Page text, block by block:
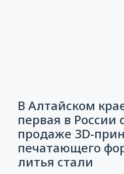
В Алтайском
первая в России
продаже 3D-
печатающего
литья стали